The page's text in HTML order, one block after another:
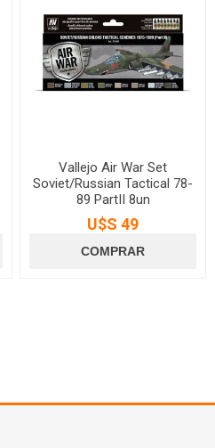
Vallejo Air War Set
Soviet/Russian Tactical 78-
89 PartII 8un
U$S 49